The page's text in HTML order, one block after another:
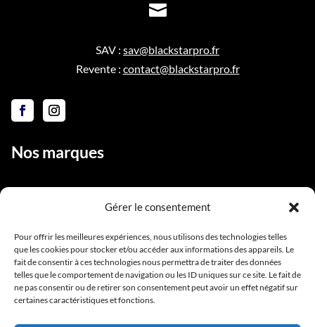
Gérer le consentement
Pour offrir les meilleures expériences, nous utilisons des technologies telles
que les cookies pour stocker et/ou accéder aux informations des appareils. Le
fait de consentir à ces technologies nous permettra de traiter des données
telles que le comportement de navigation ou les ID uniques sur ce site. Le fait de
ne pas consentir ou de retirer son consentement peut avoir un effet négatif sur
certaines caractéristiques et fonctions.

SAV : sav@blackstarpro.fr
Revente : contact@blackstarpro.fr
Nos marques
Notre équipe
Contact
Conditions générales de vente